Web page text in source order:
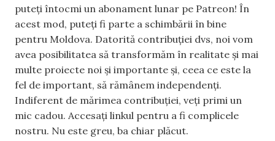
puteți întocmi un abonament lunar pe Patreon! În
acest mod, puteți fi parte a schimbării în bine
pentru Moldova. Datorită contribuției dvs, noi vom
avea posibilitatea să transformăm în realitate și mai
multe proiecte noi și importante și, ceea ce este la
fel de important, să rămânem independenți.
Indiferent de mărimea contribuției, veți primi un
mic cadou. Accesați linkul pentru a fi complicele
nostru. Nu este greu, ba chiar plăcut.